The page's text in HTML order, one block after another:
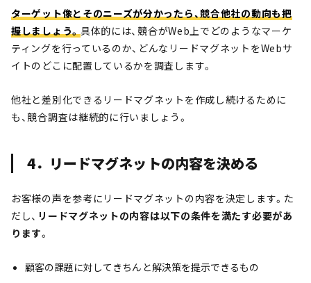
ターゲット像とそのニーズが分かったら、競合他社の動向も把
握しましょう。 具体的には、競合がWeb上でどのようなマーケ
ティングを行っているのか、どんなリードマグネットをWebサ
イトのどこに配置しているかを調査します。
他社と差別化できるリードマグネットを作成し続けるために
も、競合調査は継続的に行いましょう。
4．リードマグネットの内容を決める
お客様の声を参考にリードマグネットの内容を決定します。た
だし、 リードマグネットの内容は以下の条件を満たす必要があ
ります。
顧客の課題に対してきちんと解決策を提示できるもの